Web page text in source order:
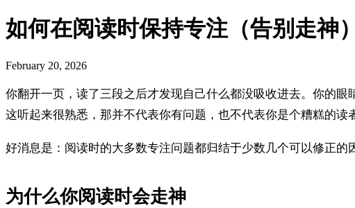
如何在阅读时保持专注（告别走神）
February 20, 2026
你翻开一页，读了三段之后才发现自己什么都没吸收进去。你的
这听起来很熟悉，那并不代表你有问题，也不代表你是个糟糕的
好消息是：阅读时的大多数专注问题都归结于少数几个可以修正的
为什么你阅读时会走神